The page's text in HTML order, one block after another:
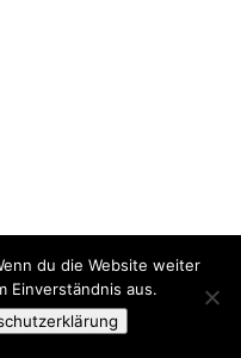
du die Website weiter
Einverständnis aus.